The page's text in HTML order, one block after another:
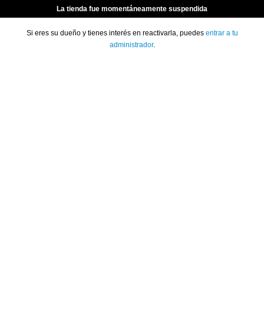
La tienda fue momentáneamente suspendida
Si eres su dueño y tienes interés en reactivarla, puedes entrar a tu
administrador.